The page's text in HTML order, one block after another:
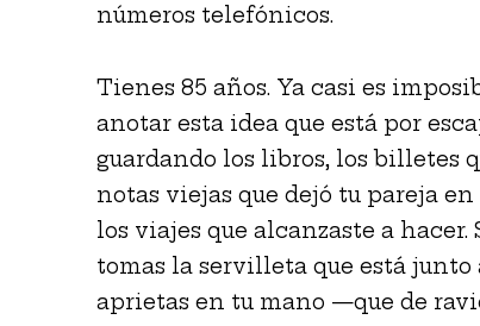
números telefónicos.
Tienes 85 años. Ya casi es
anotar esta idea que está por
guardando los libros, los billetes
notas viejas que dejó tu pareja
los viajes que alcanzaste a
tomas la servilleta que está junto
aprietas en tu mano —que de